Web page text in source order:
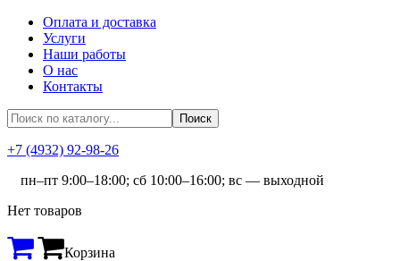
Оплата и доставка
Услуги
Наши работы
О нас
Контакты
+7 (4932) 92-98-26
пн–пт 9:00–18:00; сб 10:00–16:00; вс — выходной
Нет товаров
Корзина